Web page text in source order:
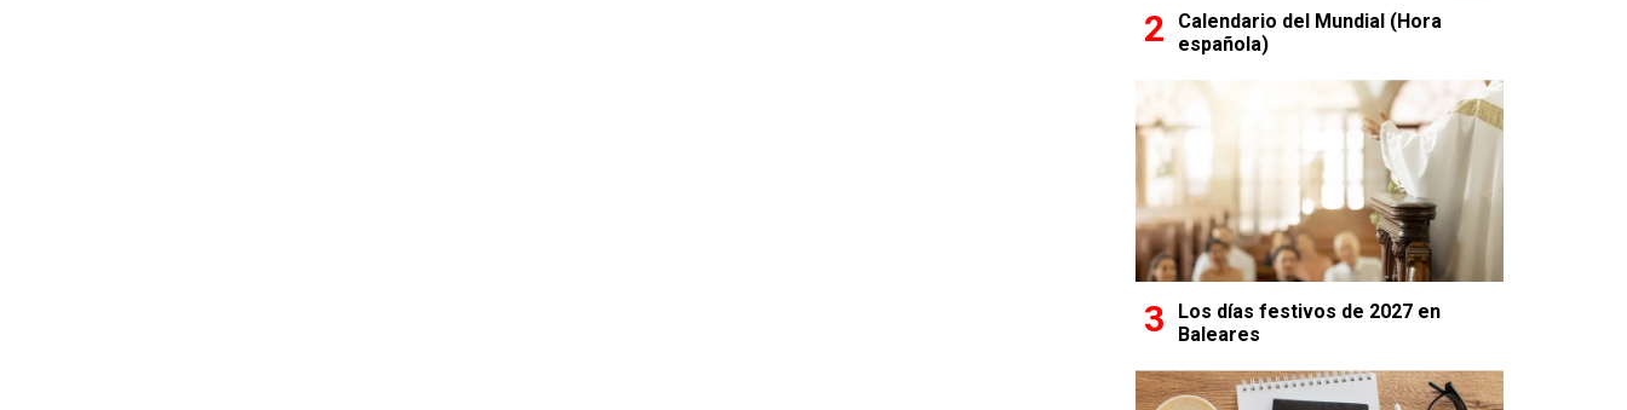
Calendario del Mundial (Hora
española)
Los días festivos de 2027 en
Baleares